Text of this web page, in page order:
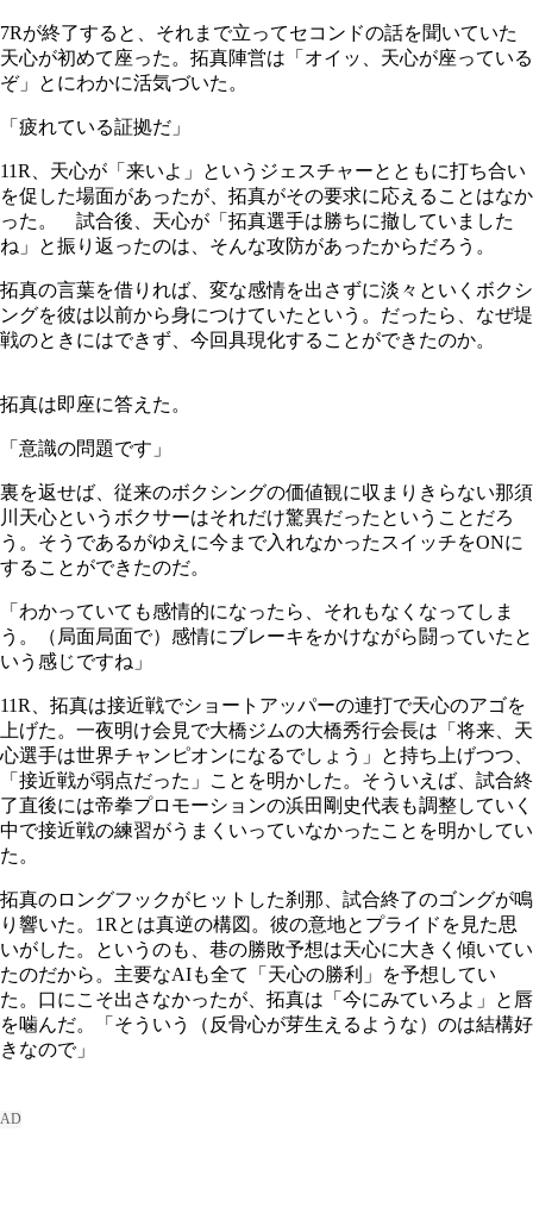
7Rが終了すると、それまで立ってセコンドの話を聞いていた
天心が初めて座った。拓真陣営は「オイッ、天心が座っている
ぞ」とにわかに活気づいた。
「疲れている証拠だ」
11R、天心が「来いよ」というジェスチャーとともに打ち合い
を促した場面があったが、拓真がその要求に応えることはなか
った。 試合後、天心が「拓真選手は勝ちに撤していました
ね」と振り返ったのは、そんな攻防があったからだろう。
拓真の言葉を借りれば、変な感情を出さずに淡々といくボクシ
ングを彼は以前から身につけていたという。だったら、なぜ堤
戦のときにはできず、今回具現化することができたのか。
拓真は即座に答えた。
「意識の問題です」
裏を返せば、従来のボクシングの価値観に収まりきらない那須
川天心というボクサーはそれだけ驚異だったということだろ
う。そうであるがゆえに今まで入れなかったスイッチをONに
することができたのだ。
「わかっていても感情的になったら、それもなくなってしま
う。（局面局面で）感情にブレーキをかけながら闘っていたと
いう感じですね」
11R、拓真は接近戦でショートアッパーの連打で天心のアゴを
上げた。一夜明け会見で大橋ジムの大橋秀行会長は「将来、天
心選手は世界チャンピオンになるでしょう」と持ち上げつつ、
「接近戦が弱点だった」ことを明かした。そういえば、試合終
了直後には帝拳プロモーションの浜田剛史代表も調整していく
中で接近戦の練習がうまくいっていなかったことを明かしてい
た。
拓真のロングフックがヒットした刹那、試合終了のゴングが鳴
り響いた。1Rとは真逆の構図。彼の意地とプライドを見た思
いがした。というのも、巷の勝敗予想は天心に大きく傾いてい
たのだから。主要なAIも全て「天心の勝利」を予想してい
た。口にこそ出さなかったが、拓真は「今にみていろよ」と唇
を噛んだ。「そういう（反骨心が芽生えるような）のは結構好
きなので」